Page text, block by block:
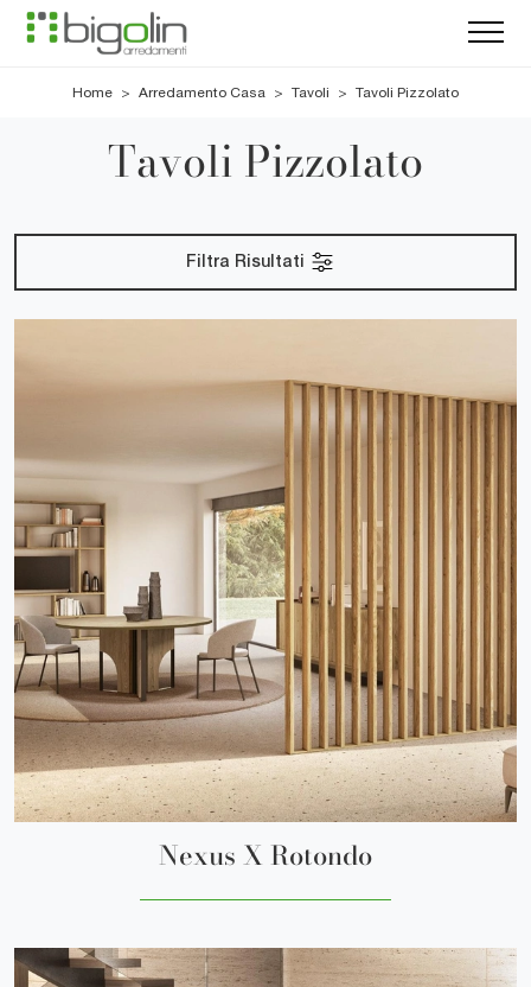
Home > Arredamento Casa > Tavoli > Tavoli Pizzolato
Tavoli Pizzolato
Filtra Risultati
Nexus X Rotondo